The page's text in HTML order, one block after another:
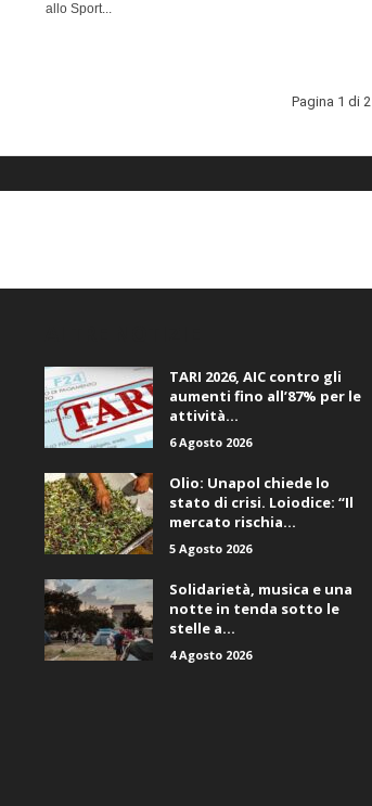
allo Sport...
Pagina 1 di 2
TARI 2026, AIC contro gli
aumenti fino all’87% per le
attività...
6 Agosto 2026
Olio: Unapol chiede lo
stato di crisi. Loiodice: “Il
mercato rischia...
5 Agosto 2026
Solidarietà, musica e una
notte in tenda sotto le
stelle a...
4 Agosto 2026